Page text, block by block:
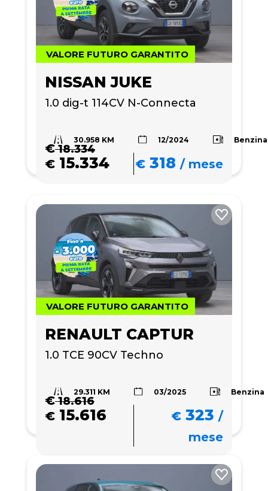
VALORE FUTURO GARANTITO
NISSAN JUKE
1.0 dig-t 114CV N-Connecta
30.958 KM 12/2024 Benzina
€18.334
€ 15.334 € 318 /mese
VALORE FUTURO GARANTITO
RENAULT CAPTUR
1.0 TCE 90CV Techno
29.311 KM 03/2025 Benzina
€18.616
€ 15.616 € 323 /
mese